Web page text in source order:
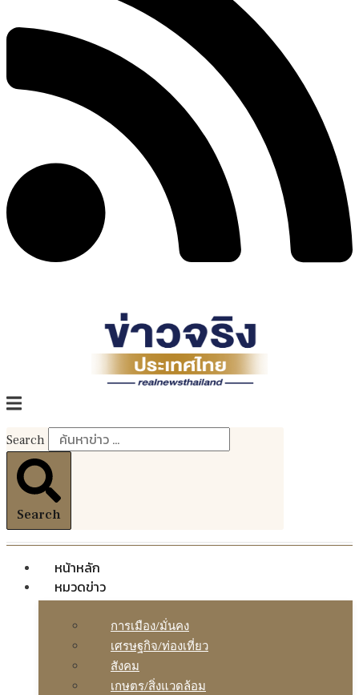
Search
Search
หน้าหลัก
หมวดข่าว
การเมือง/มั่นคง
เศรษฐกิจ/ท่องเที่ยว
สังคม
เกษตร/สิ่งแวดล้อม